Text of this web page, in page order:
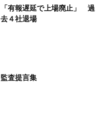
「有報遅延で上場廃止」 過
去４社退場
監査提言集